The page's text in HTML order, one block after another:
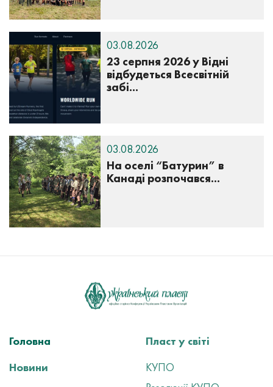
23 серпня 2026 у Відні
відбудеться Всесвітній
забі...
03.08.2026
На оселі “Батурин” в
Канаді розпочався...
03.08.2026
Головна
Новини
Пласт у світі
КУПО